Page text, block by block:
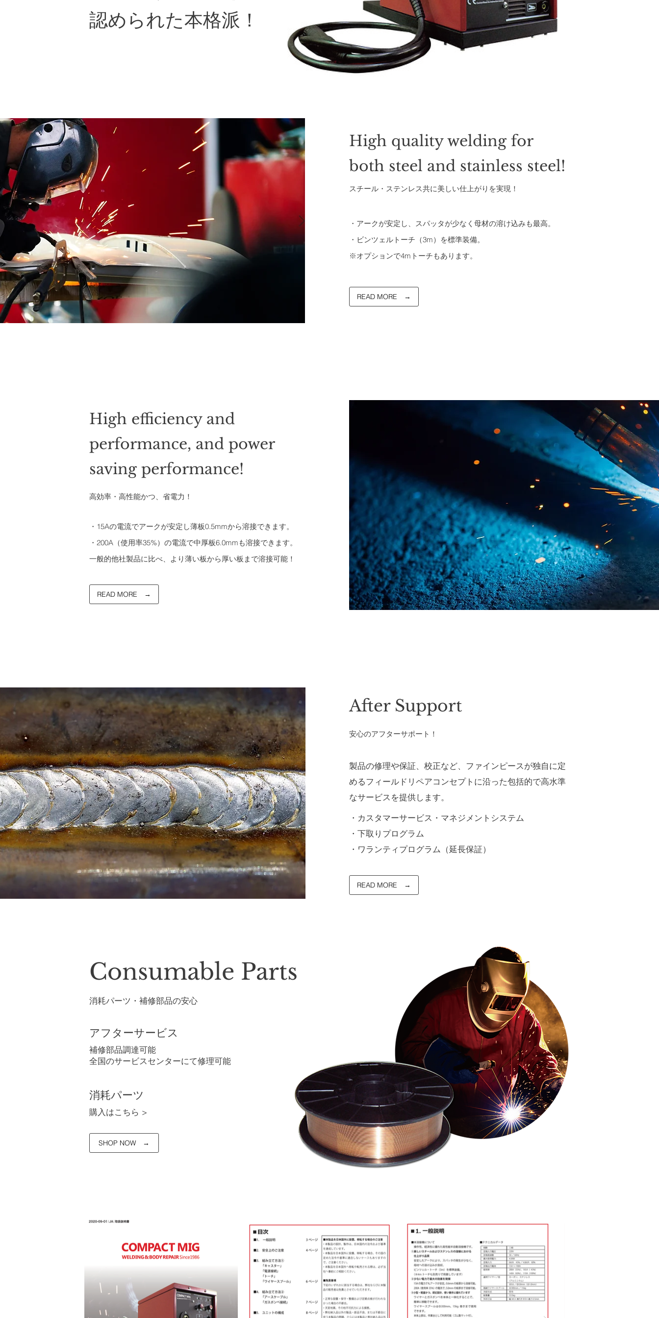
認められた本格派！
High quality welding for
both steel and stainless steel!
スチール・ステンレス共に美しい仕上がりを実現！
・アークが安定し、スパッタが少なく母材の溶け込みも最高。
・ビンツェルトーチ（3m）を標準装備。
※オプションで4mトーチもあります。
READ MORE →
High efficiency and
performance, and power
saving performance!
​高効率・高性能かつ、省電力！
・15Aの電流でアークが安定し薄板0.5mmから溶接できます。
​・200A（使用率35%）の電流で中厚板6.0mmも溶接できます。
​一般的他社製品に比べ、より薄い板から厚い板まで溶接可能！
READ MORE →
After Support
​安心のアフターサポート！
製品の修理や保証、校正など、ファインピースが独自に定
めるフィールドリペアコンセプトに沿った包括的で高水準
なサービスを提供します。
・カスタマーサービス・マネジメントシステム
・下取りプログラム
・ワランティプログラム（延長保証）
READ MORE →
Consumable Parts
消耗パーツ・補修部品の安心
消耗パーツ
購入はこちら >​
アフターサービス
補修部品調達可能
全国のサービスセンターにて修理可能
SHOP NOW →